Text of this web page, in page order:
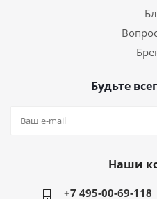
Будьте
Наши
+7 495-00-69-118